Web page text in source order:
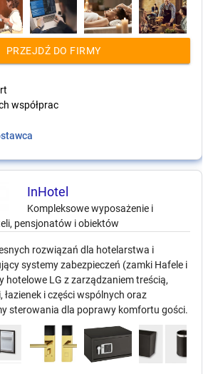
PRZEJDŹ DO FIRMY
współprac
InHotel
Kompleksowe wyposażenie i
pensjonatów i obiektów
rozwiązań dla hotelarstwa i
systemy zabezpieczeń (zamki Hafele i
hotelowe LG z zarządzaniem treścią,
łazienek i części wspólnych oraz
sterowania dla poprawy komfortu gości.